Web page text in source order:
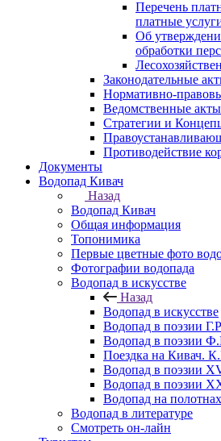
Перечень
платные
Об
обработки
Законодательные
Нормативно-
Ведомственные акты
Стратегии и
Противодействие
Документы
Водопад Кивач
Назад
Водопад Кивач
Общая информация
Топонимика
Первые цветные фото
Фотографии водопада
Водопад в искусстве
Назад
Водопад в искусстве
Водопад в поэзии
Водопад в поэзии
Поездка на Кивач.
Водопад в поэзии
Водопад в поэзии
Водопад на
Водопад в литературе
Смотреть он-лайн